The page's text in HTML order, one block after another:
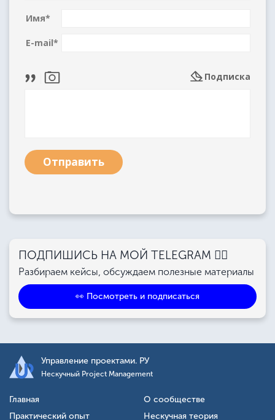
Имя*
E-mail*
Подписка
Отправить
ПОДПИШИСЬ НА МОЙ TELEGRAM 👉🏻
Разбираем кейсы, обсуждаем полезные материалы
👀 Посмотреть и подписаться
Управление проектами. РУ
Нескучный Project Management
Главная
О сообществе
Практический опыт
Нескучная теория